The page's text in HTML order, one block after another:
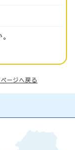
ページへ戻る